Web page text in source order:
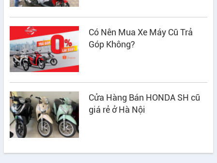
Có Nên Mua Xe Máy Cũ Trả
Góp Không?
Cửa Hàng Bán HONDA SH cũ
giá rẻ ở Hà Nội